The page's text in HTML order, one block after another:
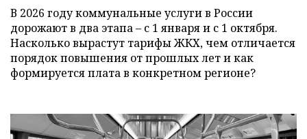
В 2026 году коммунальные услуги в России
дорожают в два этапа – с 1 января и с 1 октября.
Насколько вырастут тарифы ЖКХ, чем отличается
порядок повышения от прошлых лет и как
формируется плата в конкретном регионе?